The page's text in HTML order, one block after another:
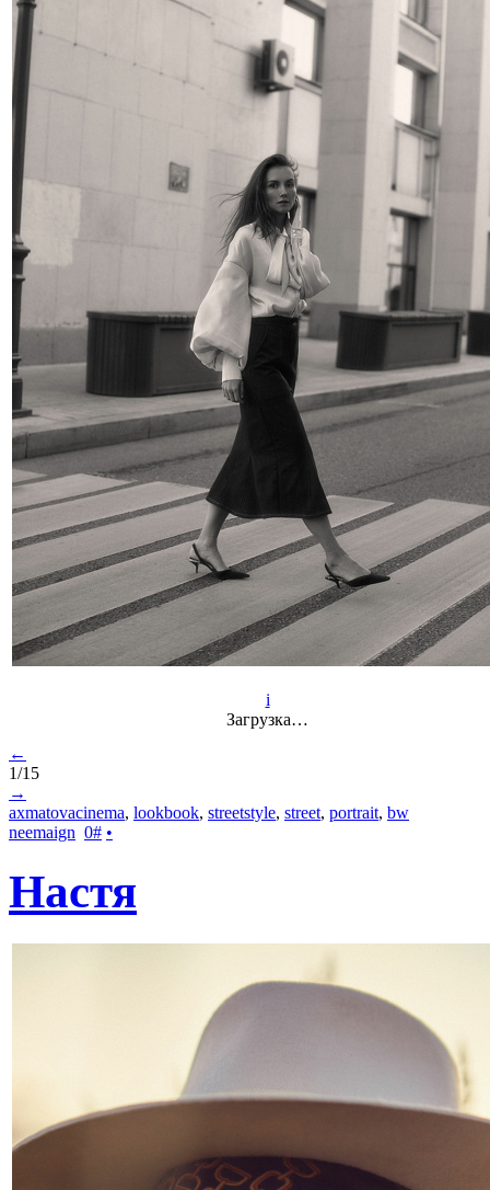
i
Загрузка…
←
1/15
→
axmatovacinema, lookbook, streetstyle, street, portrait, bw
neemaign 0# •
Настя